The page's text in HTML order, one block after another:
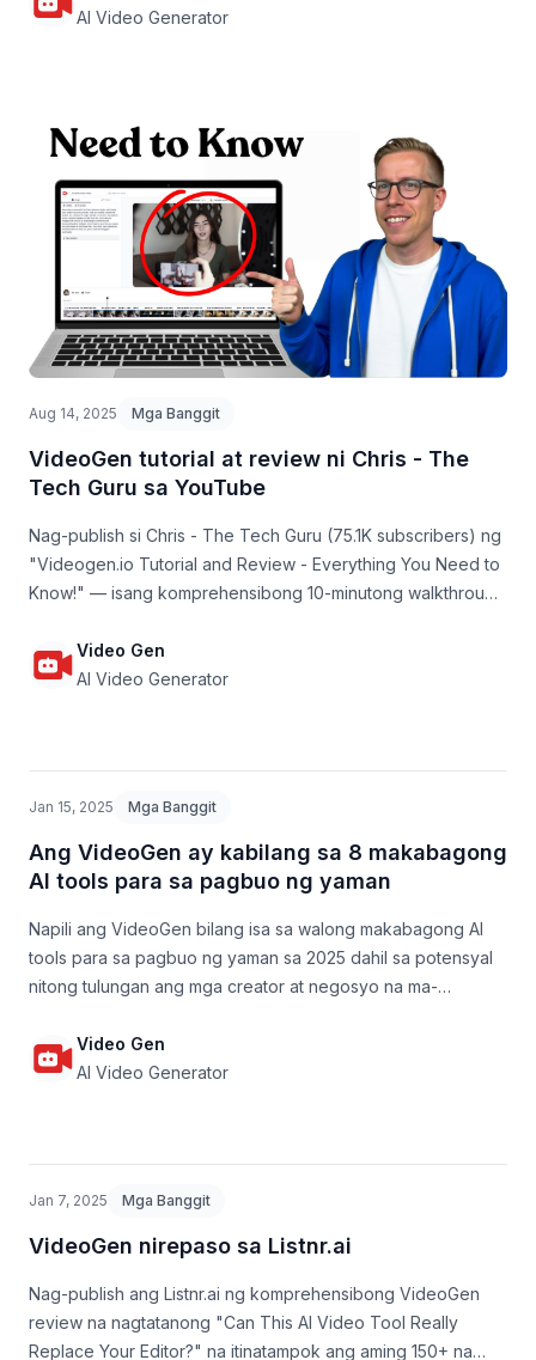
AI Video Generator
Aug 14, 2025 Mga Banggit
VideoGen tutorial at review ni Chris - The
Tech Guru sa YouTube
Nag-publish si Chris - The Tech Guru (75.1K subscribers) ng
"Videogen.io Tutorial and Review - Everything You Need to
Know!" — isang komprehensibong 10-minutong walkthrough
Video Gen
AI Video Generator
Jan 15, 2025 Mga Banggit
Ang VideoGen ay kabilang sa 8 makabagong
AI tools para sa pagbuo ng yaman
Napili ang VideoGen bilang isa sa walong makabagong AI
tools para sa pagbuo ng yaman sa 2025 dahil sa potensyal
nitong tulungan ang mga creator at negosyo na ma-
automation.Video Gen
AI Video Generator
Jan 7, 2025 Mga Banggit
VideoGen nirepaso sa Listnr.ai
Nag-publish ang Listnr.ai ng komprehensibong VideoGen
review na nagtatanong "Can This AI Video Tool Really
Replace Your Editor?" na itinatampok ang aming 150+ na